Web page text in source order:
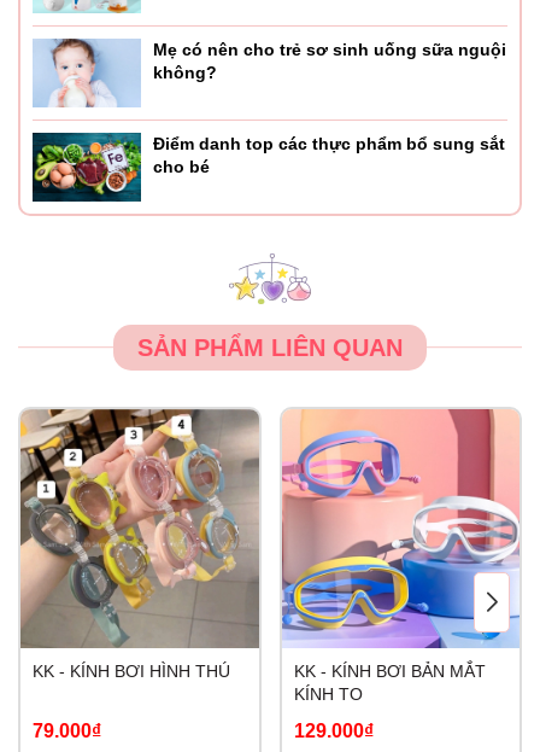
Mẹ có nên cho trẻ sơ sinh uống sữa nguội
không?
Điểm danh top các thực phẩm bổ sung sắt
cho bé
SẢN PHẨM LIÊN QUAN
KK - KÍNH BƠI HÌNH THÚ
79.000₫
KK - KÍNH BƠI BẢN MẮT
KÍNH TO
129.000₫